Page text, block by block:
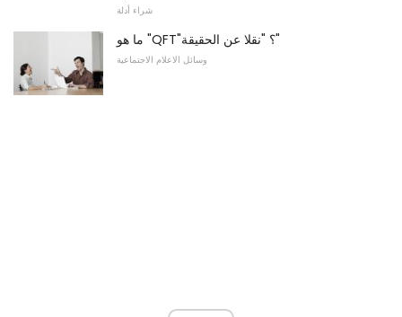
شراء أدلة
ما هو "QFT"؟ "نقلا عن الحقيقة"
وسائل الاعلام الاجتماعية